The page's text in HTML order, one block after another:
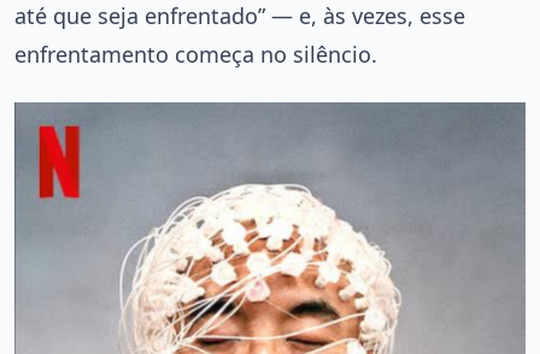
até que seja enfrentado” — e, às vezes, esse
enfrentamento começa no silêncio.